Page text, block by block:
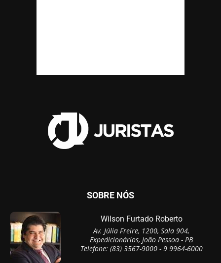
SOBRE NÓS
Wilson Furtado Roberto
Av. Júlia Freire, 1200, Sala 904,
Expedicionários, João Pessoa - PB
Telefone: (83) 3567-9000 - 9 9964-6000